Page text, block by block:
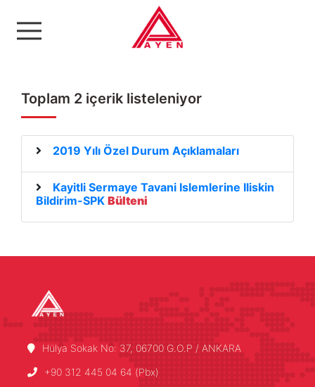
Ayen Enerji A.Ş
Toplam 2 içerik listeleniyor
2019 Yılı Özel Durum Açıklamaları
Kayitli Sermaye Tavani Islemlerine Iliskin
Bildirim-SPK Bülteni
Hülya Sokak No: 37, 06700 G.O.P / ANKARA
+90 312 445 04 64 (Pbx)